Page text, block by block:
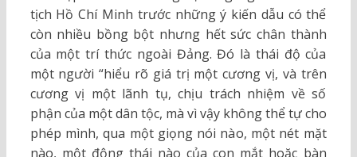
tịch Hồ Chí Minh trước những ý kiến dẫu có thể
còn nhiều bồng bột nhưng hết sức chân thành
của một trí thức ngoài Đảng. Đó là thái độ của
một người “hiểu rõ giá trị một cương vị, và trên
cương vị một lãnh tụ, chịu trách nhiệm về số
phận của một dân tộc, mà vì vậy không thể tự cho
phép mình, qua một giọng nói nào, một nét mặt
nào, một động thái nào của con mắt hoặc bàn